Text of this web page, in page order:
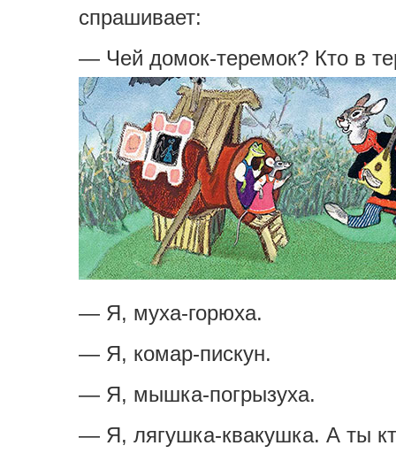
спрашивает:
— Чей домок-теремок? Кто в
— Я, муха-горюха.
— Я, комар-пискун.
— Я, мышка-погрызуха.
— Я, лягушка-квакушка. А ты